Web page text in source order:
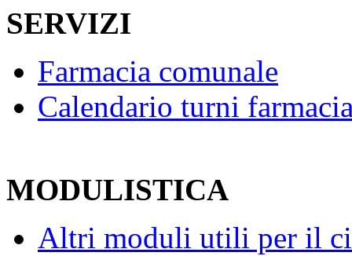
SERVIZI
Farmacia comunale
Calendario turni
MODULISTICA
Altri moduli utili per il